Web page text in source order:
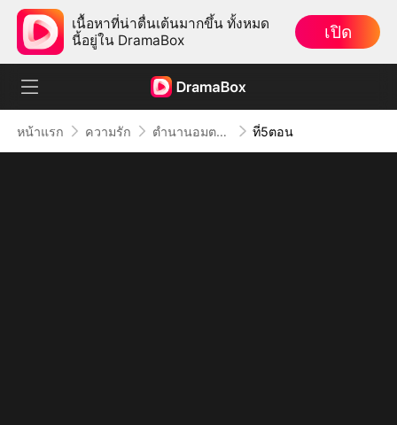
เนื้อหาที่น่าตื่นเต้นมากขึ้น ทั้งหมด
นี้อยู่ใน DramaBox
เปิด
หน้าแรก ความรัก ตำนานอมตะ รับโชคปีม้า ที่5ตอน